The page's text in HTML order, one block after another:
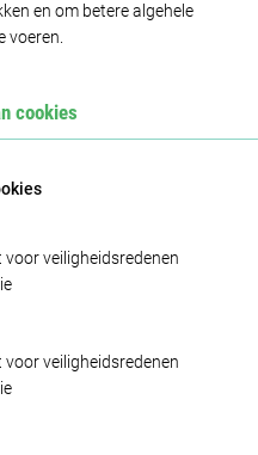
en om betere algehele
voeren.
cookies
voor veiligheidsredenen
voor veiligheidsredenen